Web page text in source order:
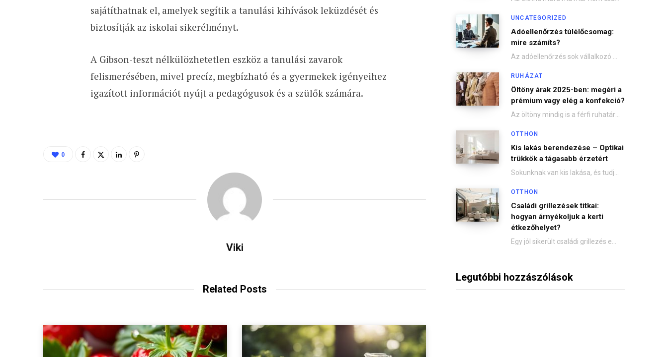
sajátíthatnak el, amelyek segítik a tanulási kihívások leküzdését és
biztosítják az iskolai sikerélményt.
A Gibson-teszt nélkülözhetetlen eszköz a tanulási zavarok
felismerésében, mivel precíz, megbízható és a gyermekek igényeihez
igazított információt nyújt a pedagógusok és a szülők számára.
0
Viki
Related Posts
UNCATEGORIZED
Adóellenőrzés túlélőcsomag:
mire számíts?
RUHÁZAT
Öltöny árak 2025-ben: megéri a
prémium vagy elég a konfekció?
OTTHON
Kis lakás berendezése – Optikai
trükkök a tágasabb érzetért
OTTHON
Családi grillezések titkai:
hogyan árnyékoljuk a kerti
étkezőhelyet?
Legutóbbi hozzászólások